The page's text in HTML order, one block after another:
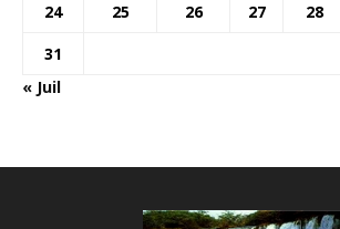
24
25 26 27 28
31
« Juil